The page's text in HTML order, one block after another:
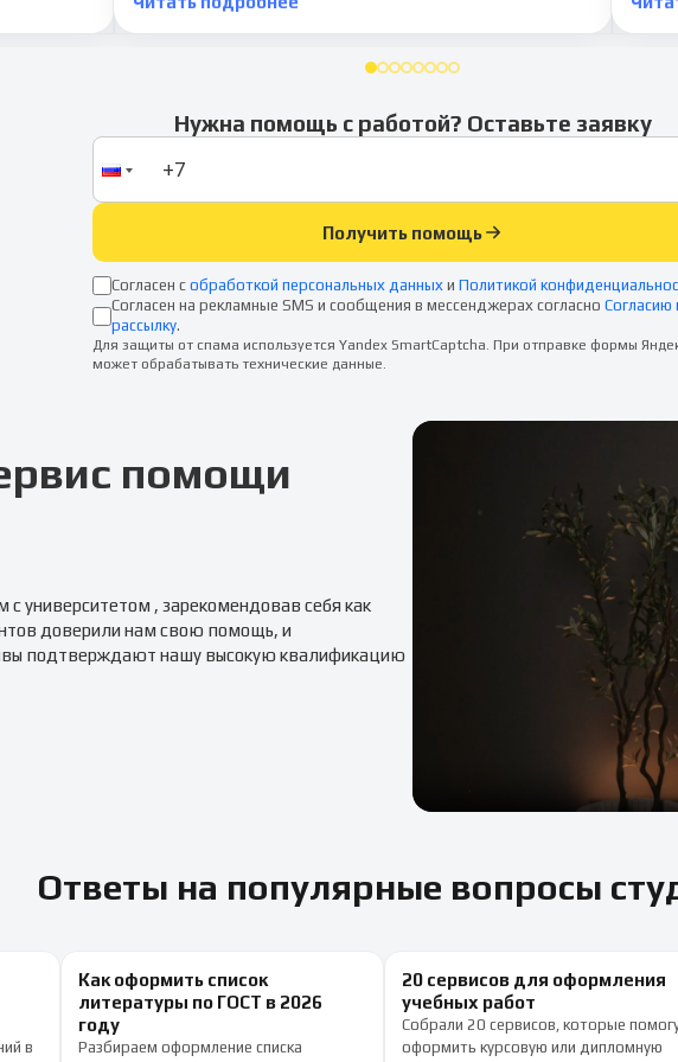
Нужна помощь с работой? Оставьте заявку
Получить помощь
Согласен с обработкой персональных данных и Политикой
Согласен на рекламные SMS и сообщения в мессенджерах согласно Согласию
рассылку.
Для защиты от спама используется Yandex SmartCaptcha. При отправке формы
может обрабатывать технические данные.
помощи
с университетом , зарекомендовав себя как
доверили нам свою помощь, и
подтверждают нашу высокую квалификацию
Ответы на популярные вопросы
в
Как оформить список
литературы по ГОСТ в 2026
году
Разбираем оформление списка
20 сервисов для оформления
учебных работ
Собрали 20 сервисов, которые
оформить курсовую или дипломную